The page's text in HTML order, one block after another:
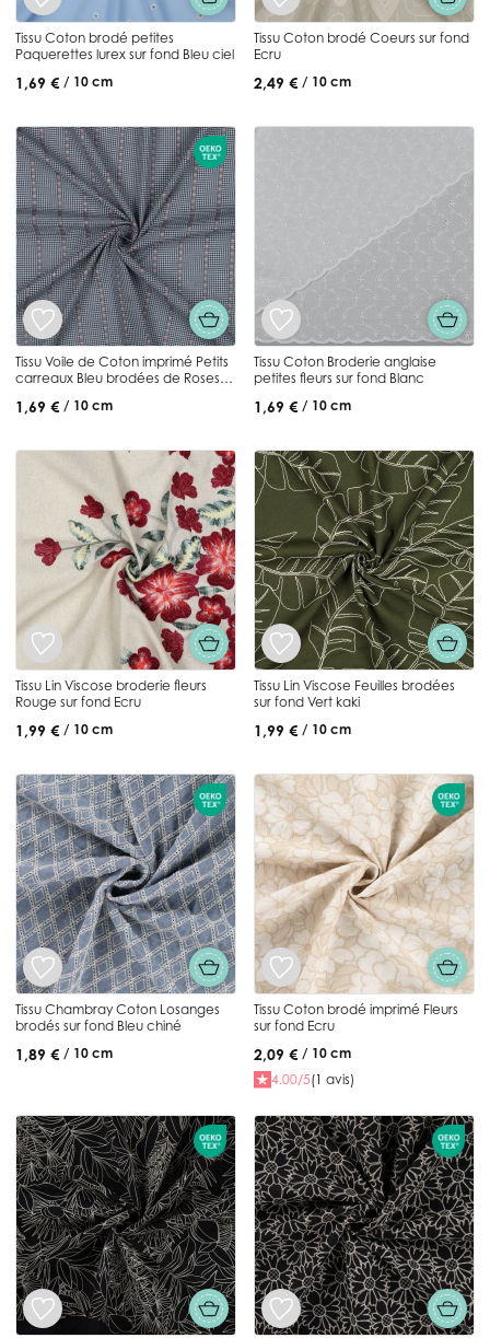
Tissu Coton brodé petites
Paquerettes lurex sur fond Bleu ciel
1,69 € / 10 cm
Tissu Coton brodé Coeurs sur fond
Ecru
2,49 € / 10 cm
Tissu Voile de Coton imprimé Petits
carreaux Bleu brodées de Roses
1,69 € / 10 cm
Tissu Coton Broderie anglaise
petites fleurs sur fond Blanc
1,69 € / 10 cm
Tissu Lin Viscose broderie fleurs
Rouge sur fond Ecru
1,99 € / 10 cm
Tissu Lin Viscose Feuilles brodées
sur fond Vert kaki
1,99 € / 10 cm
Tissu Chambray Coton Losanges
brodés sur fond Bleu chiné
1,89 € / 10 cm
Tissu Coton brodé imprimé Fleurs
sur fond Ecru
2,09 € / 10 cm
4.00/5(1 avis)